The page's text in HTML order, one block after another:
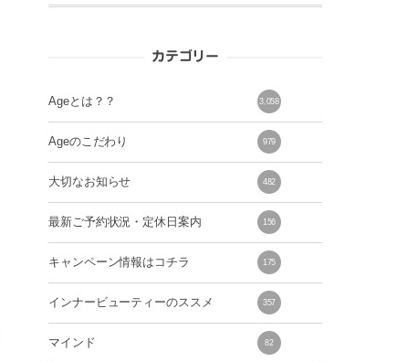
カテゴリー
Ageとは？？ 3,058
Ageのこだわり 979
大切なお知らせ 482
最新ご予約状況・定休日案内 156
キャンペーン情報はコチラ 175
インナービューティーのススメ 357
マインド 82